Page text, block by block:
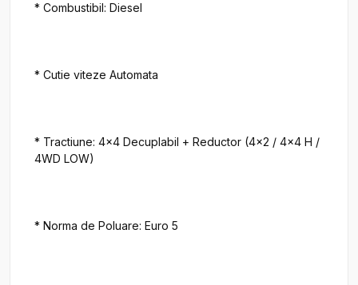
* Combustibil: Diesel
* Cutie viteze Automata
* Tractiune: 4x4 Decuplabil + Reductor (4x2 / 4x4 H /
4WD LOW)
* Norma de Poluare: Euro 5